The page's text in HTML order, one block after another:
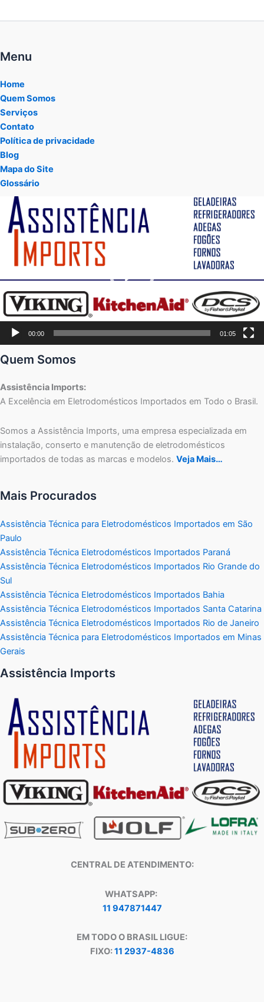
Menu
Home
Quem Somos
Serviços
Contato
Política de privacidade
Blog
Mapa do Site
Glossário
Tocador
vídeo
00:00 01:05
Quem Somos
Assistência Imports:
A Excelência em Eletrodomésticos Importados em Todo o Brasil.
Somos a Assistência Imports, uma empresa especializada em
instalação, conserto e manutenção de eletrodomésticos
importados de todas as marcas e modelos. Veja Mais…
Mais Procurados
Assistência Técnica para Eletrodomésticos Importados em São
Paulo
Assistência Técnica Eletrodomésticos Importados Paraná
Assistência Técnica Eletrodomésticos Importados Rio Grande do
Sul
Assistência Técnica Eletrodomésticos Importados Bahia
Assistência Técnica Eletrodomésticos Importados Santa Catarina
Assistência Técnica Eletrodomésticos Importados Rio de Janeiro
Assistência Técnica para Eletrodomésticos Importados em Minas
Gerais
Assistência Imports
CENTRAL DE ATENDIMENTO:
WHATSAPP:
11 947871447
EM TODO O BRASIL LIGUE:
FIXO:11 2937-4836